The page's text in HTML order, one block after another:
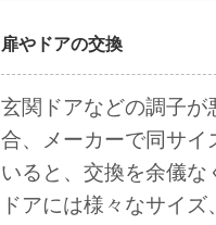
扉やドアの交換
玄関ドアなどの調子が
合、メーカーで同サイ
いると、交換を余儀
ドアには様々なサイ